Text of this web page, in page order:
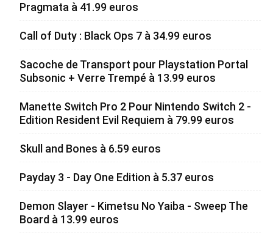
Pragmata à 41.99 euros
Call of Duty : Black Ops 7 à 34.99 euros
Sacoche de Transport pour Playstation Portal
Subsonic + Verre Trempé à 13.99 euros
Manette Switch Pro 2 Pour Nintendo Switch 2 -
Edition Resident Evil Requiem à 79.99 euros
Skull and Bones à 6.59 euros
Payday 3 - Day One Edition à 5.37 euros
Demon Slayer - Kimetsu No Yaiba - Sweep The
Board à 13.99 euros